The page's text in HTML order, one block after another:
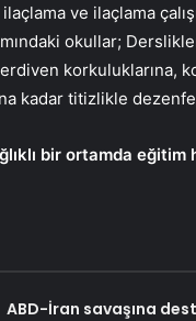
ve ilaçlama
okullar;
korkuluklarına,
kadar titizlikle
bir ortamda eğitim
ABD-İran savaşına